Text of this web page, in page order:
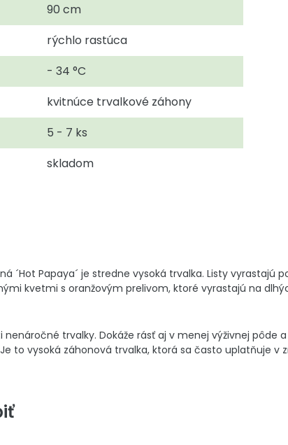
90 cm
rýchlo rastúca
- 34 °C
kvitnúce trvalkové záhony
5 - 7 ks
skladom
´Hot Papaya´ je stredne vysoká trvalka. Listy vyrastajú
kvetmi s oranžovým prelivom, ktoré vyrastajú na
trvalky. Dokáže rásť aj v menej výživnej pôde
to vysoká záhonová trvalka, ktorá sa často uplatňuje v